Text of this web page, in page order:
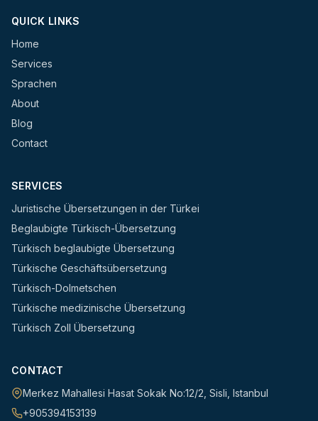
QUICK LINKS
Home
Services
Sprachen
About
Blog
Contact
SERVICES
Juristische Übersetzungen in der Türkei
Beglaubigte Türkisch-Übersetzung
Türkisch beglaubigte Übersetzung
Türkische Geschäftsübersetzung
Türkisch-Dolmetschen
Türkische medizinische Übersetzung
Türkisch Zoll Übersetzung
CONTACT
Merkez Mahallesi Hasat Sokak No:12/2 Sisli Istanbul
+905394153139